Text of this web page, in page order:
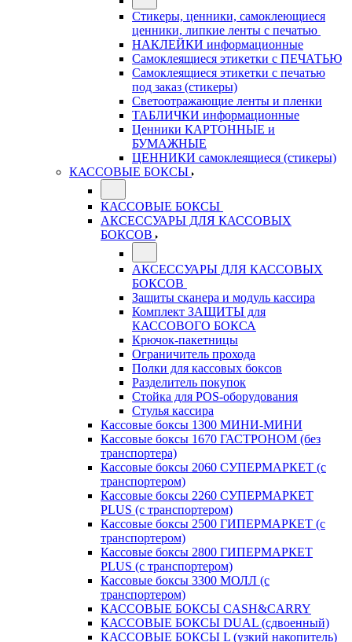
Стикеры, ценники, самоклеющиеся
ценники, липкие ленты с печатью
НАКЛЕЙКИ информационные
Самоклеящиеся этикетки с ПЕЧАТЬЮ
Самоклеящиеся этикетки с печатью
под заказ (стикеры)
Светоотражающие ленты и пленки
ТАБЛИЧКИ информационные
Ценники КАРТОННЫЕ и
БУМАЖНЫЕ
ЦЕННИКИ самоклеящиеся (стикеры)
КАССОВЫЕ БОКСЫ
КАССОВЫЕ БОКСЫ
АКСЕССУАРЫ ДЛЯ КАССОВЫХ
БОКСОВ
АКСЕССУАРЫ ДЛЯ КАССОВЫХ
БОКСОВ
Защиты сканера и модуль кассира
Комплект ЗАЩИТЫ для
КАССОВОГО БОКСА
Крючок-пакетницы
Ограничитель прохода
Полки для кассовых боксов
Разделитель покупок
Стойка для POS-оборудования
Стулья кассира
Кассовые боксы 1300 МИНИ-МИНИ
Кассовые боксы 1670 ГАСТРОНОМ (без
транспортера)
Кассовые боксы 2060 СУПЕРМАРКЕТ (с
транспортером)
Кассовые боксы 2260 СУПЕРМАРКЕТ
PLUS (с транспортером)
Кассовые боксы 2500 ГИПЕРМАРКЕТ (с
транспортером)
Кассовые боксы 2800 ГИПЕРМАРКЕТ
PLUS (с транспортером)
Кассовые боксы 3300 МОЛЛ (с
транспортером)
КАССОВЫЕ БОКСЫ CASH&CARRY
КАССОВЫЕ БОКСЫ DUAL (сдвоенный)
КАССОВЫЕ БОКСЫ L (узкий накопитель)